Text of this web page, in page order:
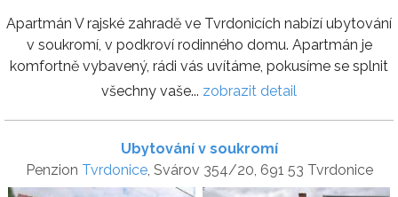
Apartmán V rajské zahradě ve Tvrdonicích nabízí ubytování
v soukromí, v podkroví rodinného domu. Apartmán je
komfortně vybavený, rádi vás uvítáme, pokusíme se splnit
všechny vaše... zobrazit detail
Ubytování v soukromí
Penzion Tvrdonice, Svárov 354/20, 691 53 Tvrdonice